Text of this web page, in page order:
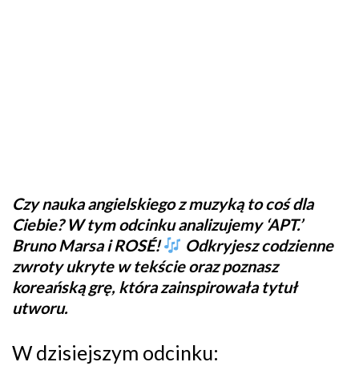
Czy nauka angielskiego z muzyką to coś dla
Ciebie? W tym odcinku analizujemy ‘APT.’
Bruno Marsa i ROSÉ!
Odkryjesz codzienne
zwroty ukryte w tekście oraz poznasz
koreańską grę, która zainspirowała tytuł
utworu.
W dzisiejszym odcinku: